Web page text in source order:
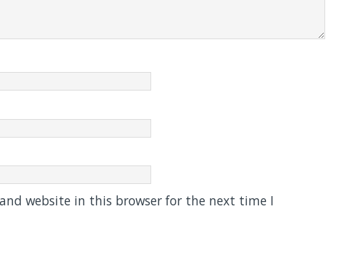
website in this browser for the next time I